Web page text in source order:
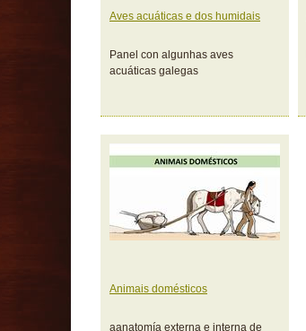
Aves acuáticas e dos humidais
Panel con algunhas aves
acuáticas galegas
Animais domésticos
aanatomía externa e interna de